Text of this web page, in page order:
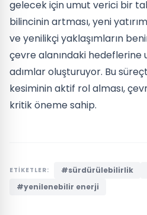
gelecek için umut verici bir
bilincinin artması, yeni
ve yenilikçi yaklaşımların
çevre alanındaki hedeflerine
adımlar oluşturuyor. Bu
kesiminin aktif rol alması,
kritik öneme sahip.
ETİKETLER: #sürdürülebilirlik
#yenilenebilir enerji